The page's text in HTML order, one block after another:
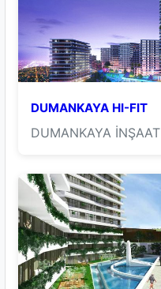
DUMANKAYA HI-FIT
DUMANKAYA İNŞAAT